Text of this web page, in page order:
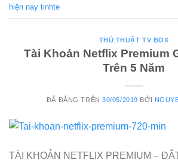
hiện nay tinhte
THỦ THUẬT TV BOX
Tài Khoản Netflix Premium
Trên 5 Năm
ĐÃ ĐĂNG TRÊN30/05/2019 BỞI
TÀI KHOẢN NETFLIX PREMIUM –